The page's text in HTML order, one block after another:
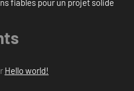
fiables pour un projet solide
Hello world!